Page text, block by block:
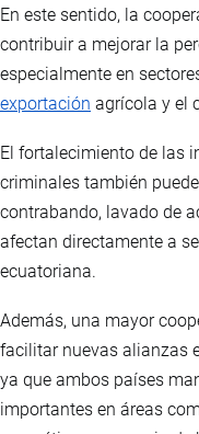
En este sentido, la
contribuir a mejorar la
especialmente en
exportación agrícola y el
El fortalecimiento de las
criminales también
contrabando, lavado de
afectan directamente a
ecuatoriana.
Además, una mayor
facilitar nuevas alianzas
ya que ambos países
importantes en áreas